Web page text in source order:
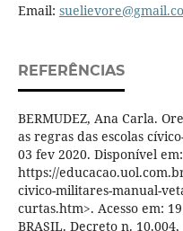
Email:
REFERÊNCIAS
BERMUDEZ, Ana Carla.
as regras das escolas
03 fev 2020. Disponível
https://
civico-militares-manual-
curtas.htm>. Acesso em:
BRASIL. Decreto n.